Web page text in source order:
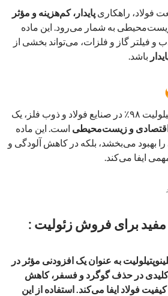
فولاد، راهکاری پایدار، کم‌هزینه و مؤثر
به شمار می‌رود. این ماده
و فیلتر گاز و فلزات، می‌تواند بخشی از
باشد.
استفاده از زئولیت کلینوپتیلولیت ۹۸٪ در صنایع فولاد و ذوب فلز، یک
اقتصادی و زیست‌محیطی است. این ماده
را بهبود می‌بخشد، بلکه در کاهش آلودگی و
ایفا می‌کند.
برای فروش زئولیت :
به عنوان یک افزودنی مؤثر در
در حذف گوگرد و فسفر، کاهش
فولاد ایفا می‌کند. استفاده از این